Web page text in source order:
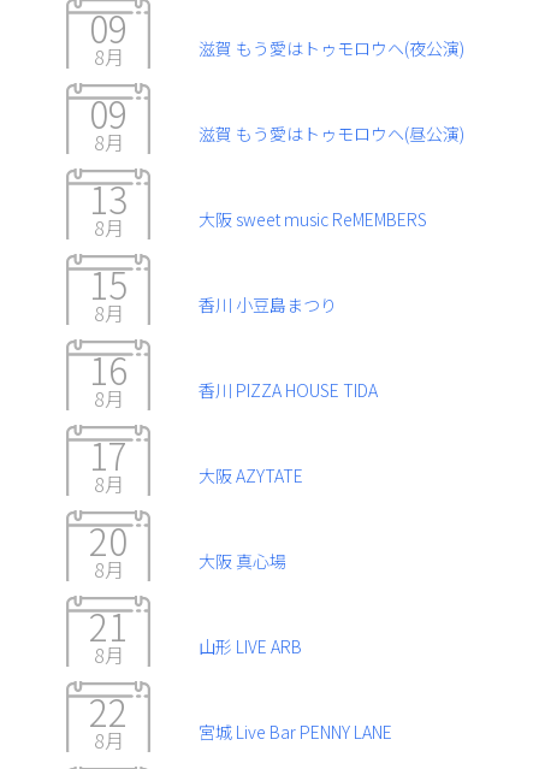
09
8月 滋賀 もう愛はトゥモロウヘ(夜公演)
09
8月 滋賀 もう愛はトゥモロウヘ(昼公演)
13
8月 大阪 sweet music ReMEMBERS
15
8月 香川 小豆島まつり
16
8月 香川 PIZZA HOUSE TIDA
17
8月 大阪 AZYTATE
20
8月 大阪 真心場
21
8月 山形 LIVE ARB
22
8月 宮城 Live Bar PENNY LANE